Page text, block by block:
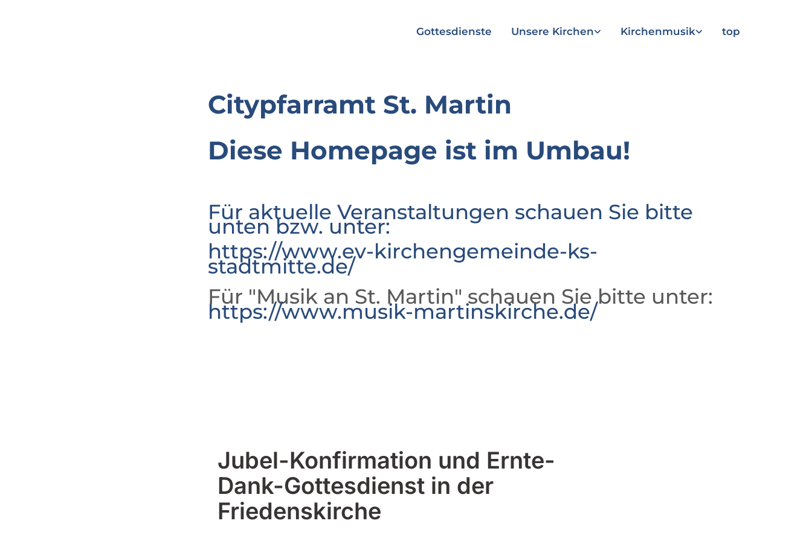
Gottesdienste Unsere Kirchen Kirchenmusik top
Citypfarramt St. Martin
Diese Homepage ist im Umbau!
Für aktuelle Veranstaltungen schauen Sie bitte
unten bzw. unter:
https://www.ev-kirchengemeinde-ks-
stadtmitte.de/
Für "Musik an St. Martin" schauen Sie bitte unter:
https://www.musik-martinskirche.de/
Jubel-Konfirmation und Ernte-
Dank-Gottesdienst in der
Friedenskirche